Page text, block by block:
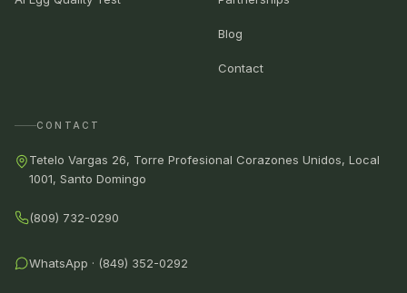
Blog
Contact
CONTACT
Tetelo Vargas 26, Torre Profesional Corazones Unidos, Local
1001, Santo Domingo
(809) 732-0290
WhatsApp · (849) 352-0292